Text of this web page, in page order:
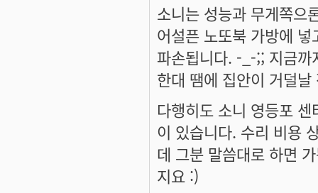
소니는 성능과 무게쪽으
어설픈 노또북 가방에
파손됩니다. -_-;; 지금까
한대 땜에 집안이 거덜
다행히도 소니 영등포
이 있습니다. 수리 비용
데 그분 말씀대로 하면
지요 :)